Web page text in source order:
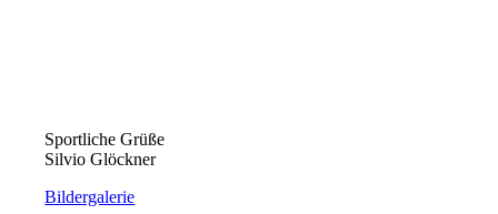
Sportliche Grüße
Silvio Glöckner
Bildergalerie